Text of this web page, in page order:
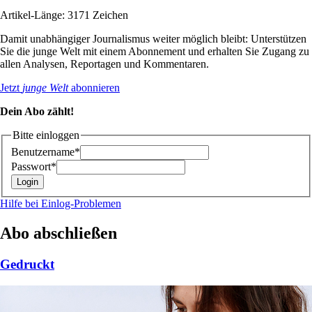
Artikel-Länge: 3171 Zeichen
Damit unabhängiger Journalismus weiter möglich bleibt: Unterstützen
Sie die junge Welt mit einem Abonnement und erhalten Sie Zugang zu
allen Analysen, Reportagen und Kommentaren.
Jetzt junge Weltabonnieren
Dein Abo zählt!
Bitte einloggen
Benutzername*
Passwort*
Hilfe bei Einlog-Problemen
Abo abschließen
Gedruckt